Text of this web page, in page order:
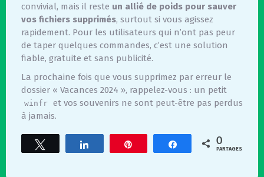
convivial, mais il reste un allié de poids pour sauver
vos fichiers supprimés, surtout si vous agissez
rapidement. Pour les utilisateurs qui n’ont pas peur
de taper quelques commandes, c’est une solution
fiable, gratuite et sans publicité.
La prochaine fois que vous supprimez par erreur le
dossier « Vacances 2024 », rappelez-vous : un petit
winfr et vos souvenirs ne sont peut-être pas perdus
à jamais.
Tweetez Partagez Épingle Partagez0
PARTAGES